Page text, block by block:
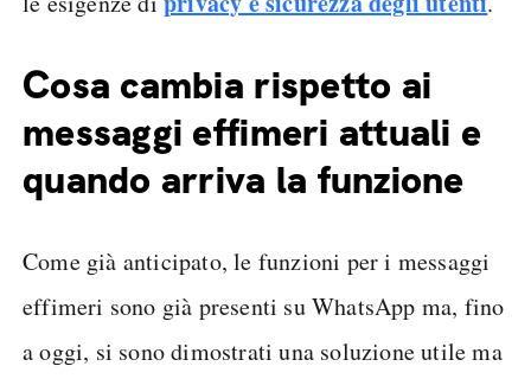
Cosa cambia rispetto ai
messaggi effimeri attuali e
quando arriva la funzione
Come già anticipato, le funzioni per i messaggi
effimeri sono già presenti su WhatsApp ma, fino
a oggi, si sono dimostrati una soluzione utile ma